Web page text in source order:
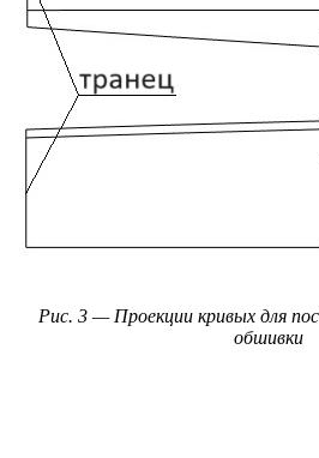
Рис. 3 — Проекции кривых для
обшивки